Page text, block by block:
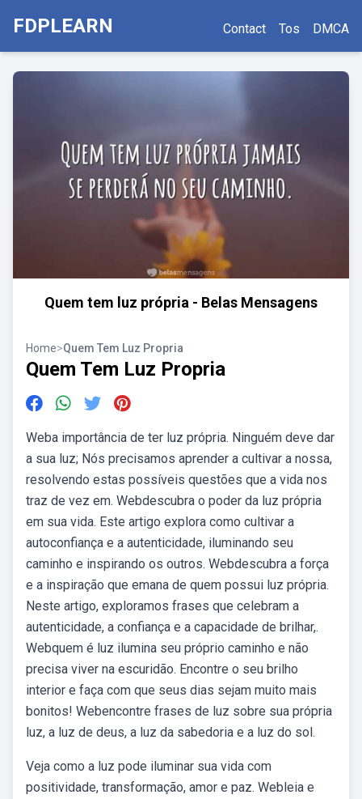
FDPLEARN Contact Tos DMCA
Quem tem luz própria - Belas Mensagens
Home>Quem Tem Luz Propria
Quem Tem Luz Propria
Weba importância de ter luz própria. Ninguém deve dar
a sua luz; Nós precisamos aprender a cultivar a nossa,
resolvendo estas possíveis questões que a vida nos
traz de vez em. Webdescubra o poder da luz própria
em sua vida. Este artigo explora como cultivar a
autoconfiança e a autenticidade, iluminando seu
caminho e inspirando os outros. Webdescubra a força
e a inspiração que emana de quem possui luz própria.
Neste artigo, exploramos frases que celebram a
autenticidade, a confiança e a capacidade de brilhar,.
Webquem é luz ilumina seu próprio caminho e não
precisa viver na escuridão. Encontre o seu brilho
interior e faça com que seus dias sejam muito mais
bonitos! Webencontre frases de luz sobre sua própria
luz, a luz de deus, a luz da sabedoria e a luz do sol.
Veja como a luz pode iluminar sua vida com
positividade, transformação, amor e paz. Webleia e